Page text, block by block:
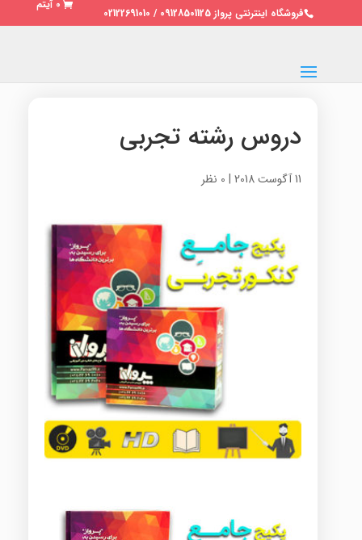
فروشگاه اینترنتی پرواز 09128501125 / 02122691010
0 آیتم
دروس رشته تجربی
11 آگوست 2018 | 0 نظر